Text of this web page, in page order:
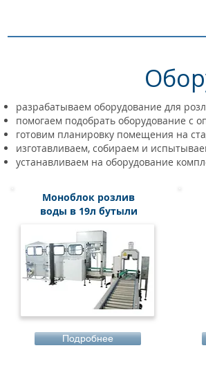
разрабатываем оборудование для
помогаем подобрать оборудование с
готовим планировку помещения на
изготавливаем, собираем и
устанавливаем на оборудование
Моноблок розлив
воды в 19л бутыли
Подробнее